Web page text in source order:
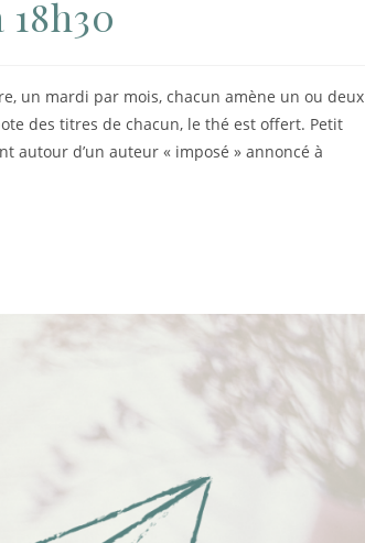
un mardi par mois, chacun amène un ou deux
des titres de chacun, le thé est offert. Petit
autour d’un auteur « imposé » annoncé à